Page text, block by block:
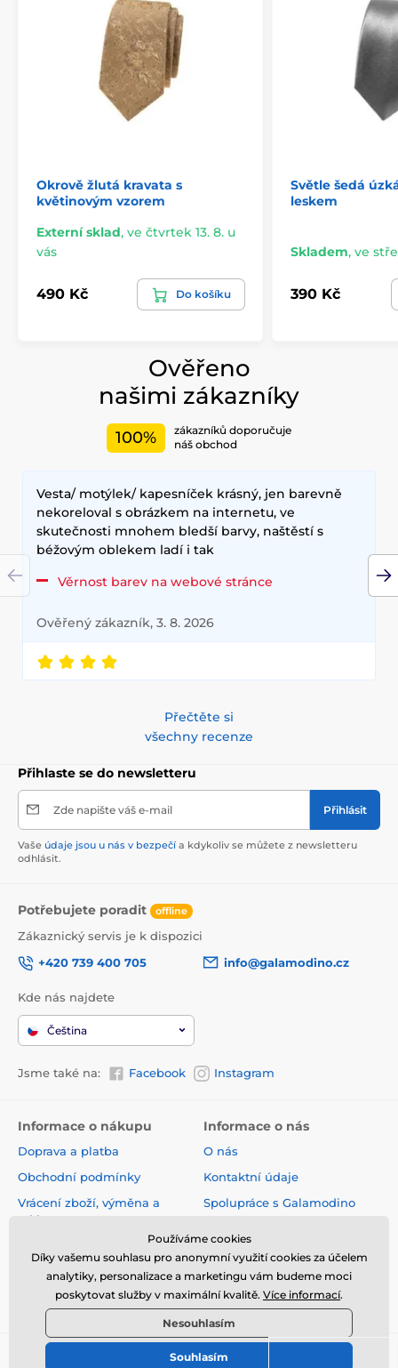
Okrově žlutá kravata s
květinovým vzorem
Externí sklad, ve čtvrtek 13. 8. u
vás
490 Kč Do košíku
Světle šedá
leskem
Skladem, ve
390 Kč
Ověřeno
našimi zákazníky
100%
zákazníků doporučuje
náš obchod
Vesta/ motýlek/ kapesníček krásný, jen barevně
nekoreloval s obrázkem na internetu, ve
skutečnosti mnohem bledší barvy, naštěstí s
béžovým oblekem ladí i tak
Věrnost barev na webové stránce
Ověřený zákazník, 3. 8. 2026
Přečtěte si
všechny recenze
Přihlaste se do newsletteru
Zde napište váš e-mail Přihlásit
Vaše údaje jsou u nás v bezpečí a kdykoliv se můžete z newsletteru
odhlásit.
Potřebujete poradit offline
Zákaznický servis je k dispozici
+420 739 400 705
info@galamodino.cz
Kde nás najdete
Čeština
Jsme také na: Facebook Instagram
Informace o nákupu
Doprava a platba
Obchodní podmínky
Vrácení zboží, výměna a
reklamace
Online vrácení a reklamace
Sledování zásilky
Nejčastější dotazy
Informace o nás
O nás
Kontaktní údaje
Spolupráce s Galamodino
údajů
© 2026 www.galamodino.cz ⦁ E-shop vytvořila
Používáme cookies
Díky vašemu souhlasu pro anonymní využití cookies za účelem
analytiky, personalizace a marketingu vám budeme moci
poskytovat služby v maximální kvalitě. Více informací.
Nesouhlasím
Souhlasím